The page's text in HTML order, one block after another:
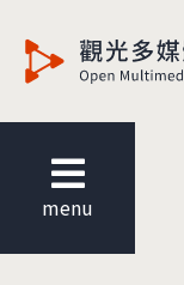
menu